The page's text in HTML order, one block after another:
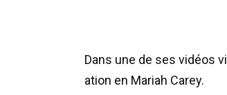
Dans une de ses vidéos
ation en Mariah Carey.